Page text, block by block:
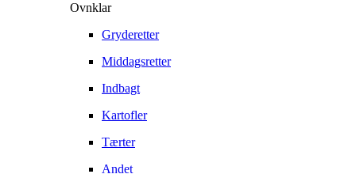
Ovnklar
Gryderetter
Middagsretter
Indbagt
Kartofler
Tærter
Andet